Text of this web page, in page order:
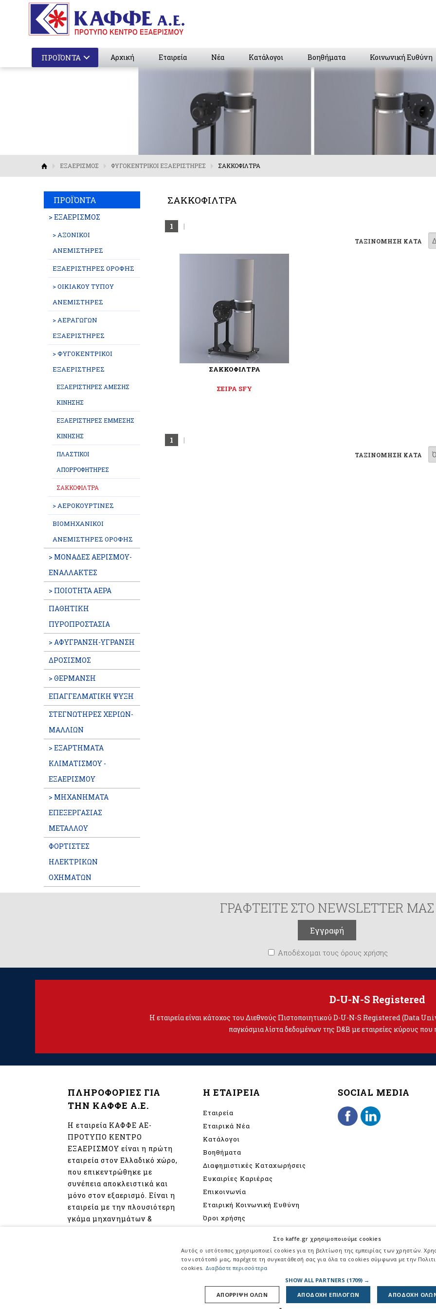
ΠΡΟΪΌΝΤΑ Αρχική Εταιρεία Νέα Κατάλογοι Βοηθήματα Κοινωνική Ευθύνη
ΕΞΑΕΡΙΣΜΟΣ ΦΥΓΟΚΕΝΤΡΙΚΟΙ ΕΞΑΕΡΙΣΤΗΡΕΣ ΣΑΚΚΟΦΙΛΤΡΑ
ΠΡΟΪΌΝΤΑ
> ΕΞΑΕΡΙΣΜΟΣ
> ΑΞΟΝΙΚΟΙ
ΑΝΕΜΙΣΤΗΡΕΣ
ΕΞΑΕΡΙΣΤΗΡΕΣ ΟΡΟΦΗΣ
> ΟΙΚΙΑΚΟΥ ΤΥΠΟΥ
ΑΝΕΜΙΣΤΗΡΕΣ
> ΑΕΡΑΓΩΓΩΝ
ΕΞΑΕΡΙΣΤΗΡΕΣ
> ΦΥΓΟΚΕΝΤΡΙΚΟΙ
ΕΞΑΕΡΙΣΤΗΡΕΣ
ΕΞΑΕΡΙΣΤΗΡΕΣ ΑΜΕΣΗΣ
ΚΙΝΗΣΗΣ
ΕΞΑΕΡΙΣΤΗΡΕΣ ΕΜΜΕΣΗΣ
ΚΙΝΗΣΗΣ
ΠΛΑΣΤΙΚΟΙ
ΑΠΟΡΡΟΦΗΤΗΡΕΣ
ΣΑΚΚΟΦΙΛΤΡΑ
> ΑΕΡΟΚΟΥΡΤΙΝΕΣ
ΒΙΟΜΗΧΑΝΙΚΟΙ
ΑΝΕΜΙΣΤΗΡΕΣ ΟΡΟΦΗΣ
> ΜΟΝΑΔΕΣ ΑΕΡΙΣΜΟΥ-
ΕΝΑΛΛΑΚΤΕΣ
> ΠΟΙΟΤΗΤΑ ΑΕΡΑ
ΠΑΘΗΤΙΚΗ
ΠΥΡΟΠΡΟΣΤΑΣΙΑ
> ΑΦΥΓΡΑΝΣΗ-ΥΓΡΑΝΣΗ
ΔΡΟΣΙΣΜΟΣ
> ΘΕΡΜΑΝΣΗ
ΕΠΑΓΓΕΛΜATIKH ΨΥΞΗ
ΣΤΕΓΝΩΤΗΡΕΣ ΧΕΡΙΩΝ-
ΜΑΛΛΙΩΝ
> ΕΞΑΡΤΗΜΑΤΑ
ΚΛΙΜΑΤΙΣΜΟΥ -
ΕΞΑΕΡΙΣΜΟΥ
> ΜΗΧΑΝΗΜΑΤΑ
ΕΠΕΞΕΡΓΑΣΙΑΣ
ΜΕΤΑΛΛΟΥ
ΦΟΡΤΙΣΤΕΣ
ΗΛΕΚΤΡΙΚΩΝ
ΟΧΗΜΑΤΩΝ
ΣΑΚΚΟΦΙΛΤΡΑ
1 |
ΤΑΞΙΝΟΜΗΣΗ ΚΑΤΑ
ΣΑΚΚΟΦΙΛΤΡΑ
ΣΕΙΡΑ SFY
1 |
ΤΑΞΙΝΟΜΗΣΗ ΚΑΤΑ
ΓΡΑΦΤΕΙΤΕ ΣΤΟ NEWSLETTER ΜΑΣ
Αποδέχομαι τους όρους χρήσης
D-U-N-S Registered
Η εταιρεία είναι κάτοχος του Διεθνούς Πιστοποιητικού D-U-N-S Registered (Data
παγκόσμια λίστα δεδομένων της D&B με εταιρείες κύρους
ΠΛΗΡΟΦΟΡΙΕΣ ΓΙΑ
ΤΗΝ ΚΑΦΦΕ Α.Ε.
Η εταιρεία ΚΑΦΦΕ ΑΕ-
ΠΡΟΤΥΠΟ ΚΕΝΤΡΟ
ΕΞΑΕΡΙΣΜΟΥ είναι η πρώτη
εταιρεία στον Ελλαδικό χώρο,
που επικεντρώθηκε με
συνέπεια αποκλειστικά και
μόνο στον εξαερισμό. Είναι η
εταιρεία με την πλουσιότερη
γκάμα μηχανημάτων &
Η ΕΤΑΙΡΕΙΑ
Εταιρεία
Εταιρικά Νέα
Κατάλογοι
Βοηθήματα
Διαφημιστικές Καταχωρήσεις
Ευκαιρίες Καριέρας
Επικοινωνία
Εταιρική Κοινωνική Ευθύνη
Όροι χρήσης
Διαγραφή
Πολιτική για την καταπολέμηση
της βίας - παρενόχλησης
SOCIAL MEDIA
Στο kaffe.gr χρησιμοποιούμε cookies
Αυτός ο ιστότοπος χρησιμοποιεί cookies για τη βελτίωση της εμπειρίας των χρηστών.
τον ιστότοπό μας, παρέχετε τη συγκατάθεσή σας για όλα τα cookies σύμφωνα με την
cookies. Διαβάστε περισσότερα
SHOW ALL PARTNERS (1709) →
ΑΠΟΔΟΧΗ ΕΠΙΛΟΓΩΝ
ΑΠΟΔΟΧΗ
ΑΠΟΡΡΙΨΗ ΟΛΩΝ